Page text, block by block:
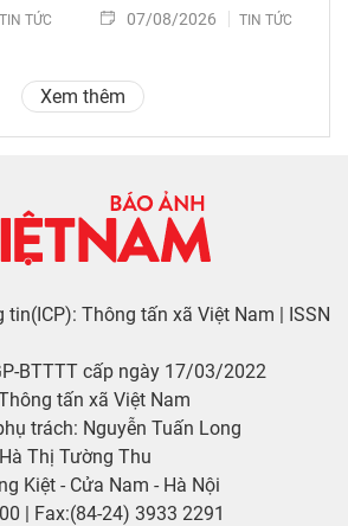
TIN TỨC 07/08/2026 TIN TỨC
Xem thêm
tin(ICP): Thông tấn xã Việt Nam | ISSN
BTTTT cấp ngày 17/03/2022
tấn xã Việt Nam
trách: Nguyễn Tuấn Long
Thị Tường Thu
Kiệt - Cửa Nam - Hà Nội
| Fax:(84-24) 3933 2291